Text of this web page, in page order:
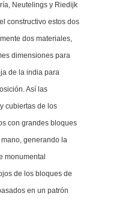
Neutelings y Riedijk
constructivo estos dos
dos materiales,
dimensiones para
de la india para
Así las
cubiertas de los
con grandes bloques
generando la
monumental
de los bloques de
en un patrón